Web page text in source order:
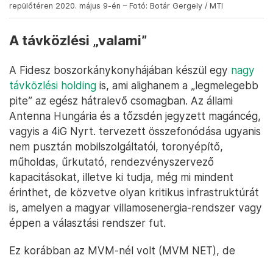
repülőtéren 2020. május 9-én – Fotó: Botár Gergely / MTI
A távközlési „valami”
A Fidesz boszorkánykonyhájában készül egy nagy
távközlési holding is, ami alighanem a „legmelegebb
pite” az egész hátralevő csomagban. Az állami
Antenna Hungária és a tőzsdén jegyzett magáncég,
vagyis a 4iG Nyrt. tervezett összefonódása ugyanis
nem pusztán mobilszolgáltatói, toronyépítő,
műholdas, űrkutató, rendezvényszervező
kapacitásokat, illetve ki tudja, még mi mindent
érinthet, de közvetve olyan kritikus infrastruktúrát
is, amelyen a magyar villamosenergia-rendszer vagy
éppen a választási rendszer fut.
Ez korábban az MVM-nél volt (MVM NET), de